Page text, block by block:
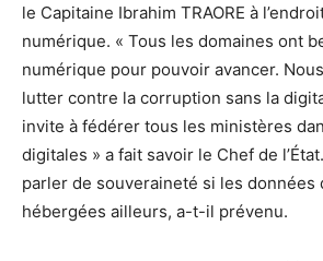
le Capitaine Ibrahim TRAORE à
numérique. « Tous les domaines ont
numérique pour pouvoir avancer.
lutter contre la corruption sans la
invite à fédérer tous les ministères
digitales » a fait savoir le Chef de
parler de souveraineté si les données
hébergées ailleurs, a-t-il prévenu.